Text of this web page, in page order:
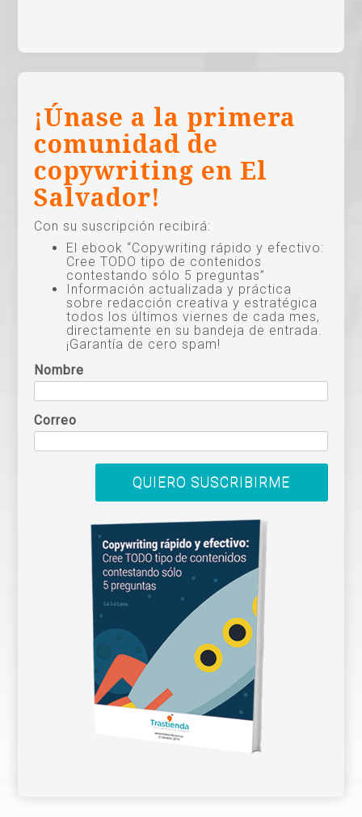
¡Únase a la primera
comunidad de
copywriting en El
Salvador!
Con su suscripción recibirá:
El ebook “Copywriting rápido y efectivo:
Cree TODO tipo de contenidos
contestando sólo 5 preguntas”
Información actualizada y práctica
sobre redacción creativa y estratégica
todos los últimos viernes de cada mes,
directamente en su bandeja de entrada.
¡Garantía de cero spam!
Nombre
Correo